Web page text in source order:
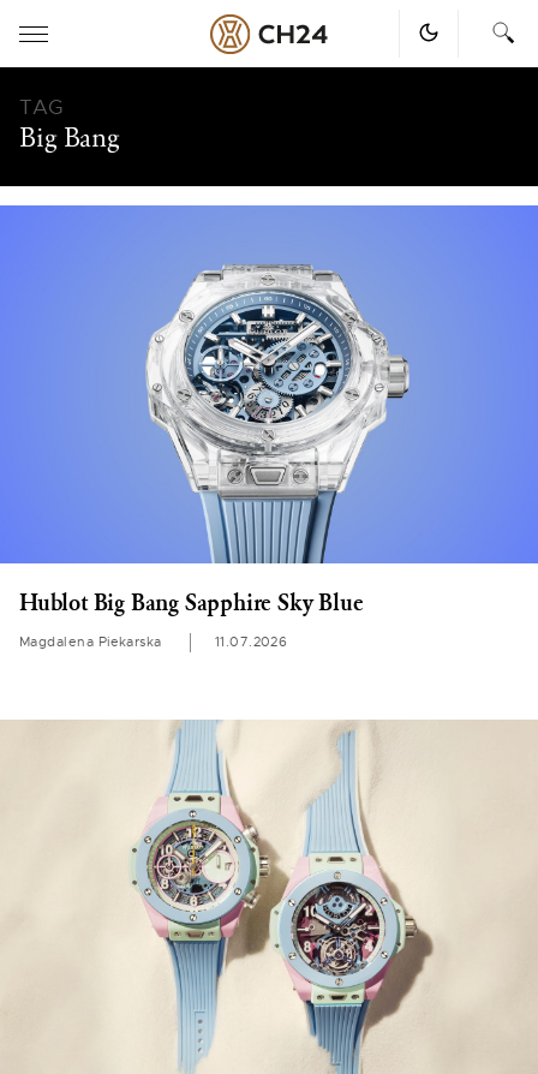
content
TAG
Big Bang
Hublot Big Bang Sapphire Sky Blue
Magdalena Piekarska 11.07.2026